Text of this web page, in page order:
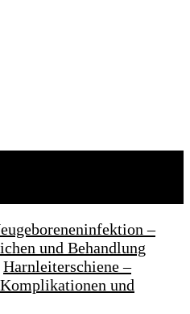
–
und Behandlung
Harnleiterschiene –
und